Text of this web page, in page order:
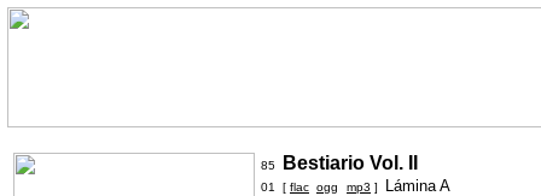
85 Bestiario Vol. II
01 [ flac ogg mp3 ] Lámina A